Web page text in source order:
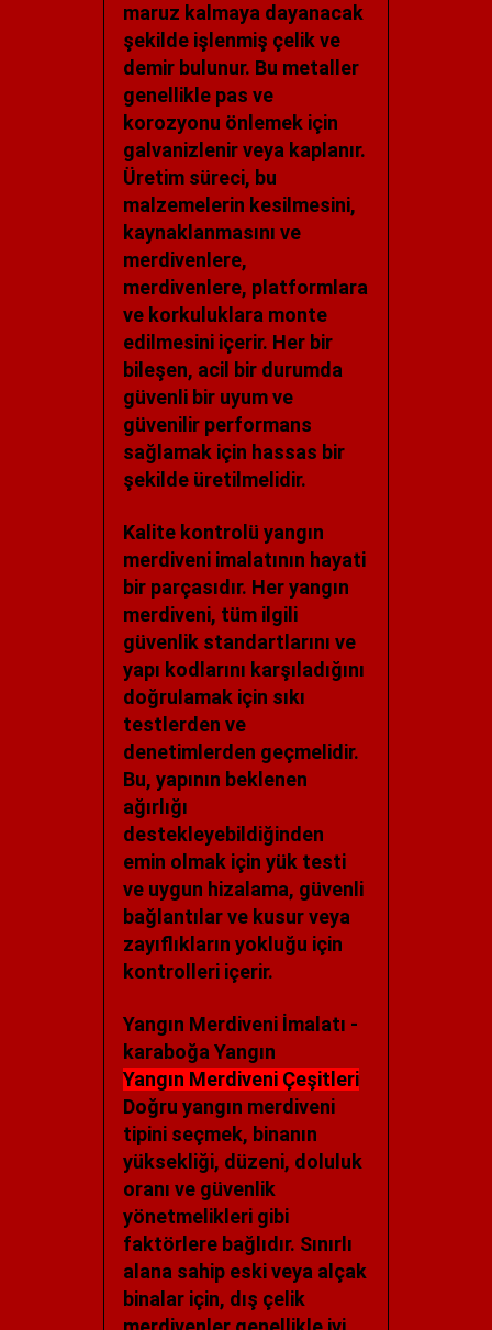
maruz kalmaya dayanacak
şekilde işlenmiş çelik ve
demir bulunur. Bu metaller
genellikle pas ve
korozyonu önlemek için
galvanizlenir veya kaplanır.
Üretim süreci, bu
malzemelerin kesilmesini,
kaynaklanmasını ve
merdivenlere,
merdivenlere, platformlara
ve korkuluklara monte
edilmesini içerir. Her bir
bileşen, acil bir durumda
güvenli bir uyum ve
güvenilir performans
sağlamak için hassas bir
şekilde üretilmelidir.
Kalite kontrolü yangın
merdiveni imalatının hayati
bir parçasıdır. Her yangın
merdiveni, tüm ilgili
güvenlik standartlarını ve
yapı kodlarını karşıladığını
doğrulamak için sıkı
testlerden ve
denetimlerden geçmelidir.
Bu, yapının beklenen
ağırlığı
destekleyebildiğinden
emin olmak için yük testi
ve uygun hizalama, güvenli
bağlantılar ve kusur veya
zayıflıkların yokluğu için
kontrolleri içerir.
Yangın Merdiveni İmalatı -
karaboğa Yangın
Yangın Merdiveni Çeşitleri
Doğru yangın merdiveni
tipini seçmek, binanın
yüksekliği, düzeni, doluluk
oranı ve güvenlik
yönetmelikleri gibi
faktörlere bağlıdır. Sınırlı
alana sahip eski veya alçak
binalar için, dış çelik